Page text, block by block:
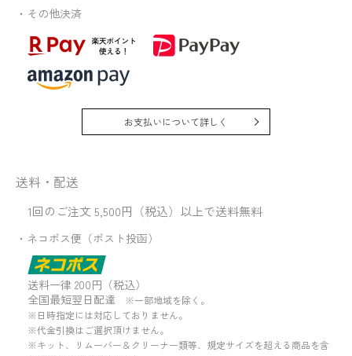
・その他決済
お支払いについて詳しく
送料・配送
1回のご注文 5,500円（税込）以上で送料無料
・ネコポス便（ポスト投函）
送料一律 200円（税込）
全国最短翌日配達 ※一部地域を除く。
※日時指定には対応しておりません。
※代金引換はご選択頂けません。
※キット、リムーバー＆クリーナー類等、規定サイズを超える商品を含